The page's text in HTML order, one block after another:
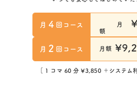
月4 回コース
月
額
月 2 回コース 月額
［ 1 コマ 60 分 ¥3,850 ＋システム利